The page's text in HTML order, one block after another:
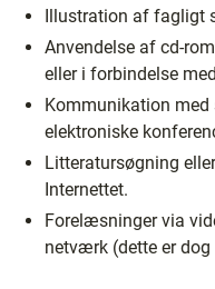
Illustration af fagligt
Anvendelse af cd-
eller i forbindelse
Kommunikation med
elektroniske
Litteratursøgning
Internettet.
Forelæsninger via
netværk (dette er